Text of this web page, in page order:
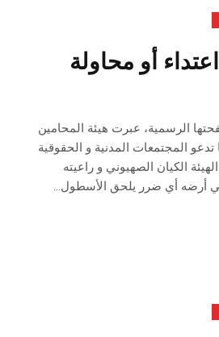
أو محاولة
24 سبتمبر على صفحتها الرسمية، عبرت هيئة المحامين
المجتمعات المدنية و الحقوقية
الكيان الصهيوني و راعيته
في أرضه أي ضرر يلحق الأسطول…